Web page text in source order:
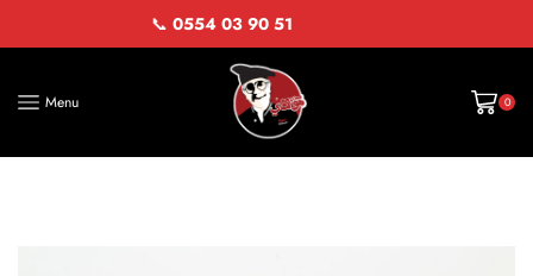
📞 0554 03 90 51
Menu 0